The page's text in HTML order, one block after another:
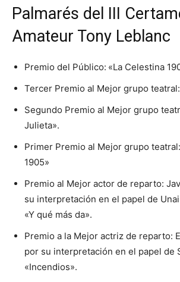
Palmarés del III
Amateur Tony Leblanc
Premio del Público: «La Celestina
Tercer Premio al Mejor grupo teatral:
Segundo Premio al Mejor grupo
Julieta».
Primer Premio al Mejor grupo
1905»
Premio al Mejor actor de reparto:
su interpretación en el papel de
«Y qué más da».
Premio a la Mejor actriz de reparto:
por su interpretación en el papel de
«Incendios».